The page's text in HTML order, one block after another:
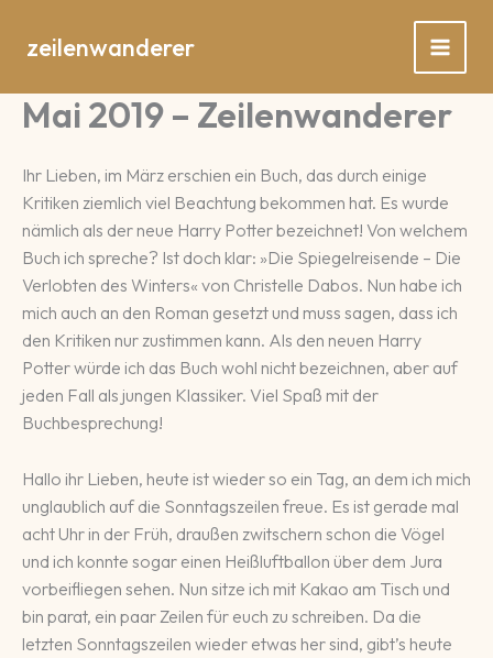
Inhaltzeilenwanderer
Mai 2019 – Zeilenwanderer
Ihr Lieben, im März erschien ein Buch, das durch einige
Kritiken ziemlich viel Beachtung bekommen hat. Es wurde
nämlich als der neue Harry Potter bezeichnet! Von welchem
Buch ich spreche? Ist doch klar: »Die Spiegelreisende – Die
Verlobten des Winters« von Christelle Dabos. Nun habe ich
mich auch an den Roman gesetzt und muss sagen, dass ich
den Kritiken nur zustimmen kann. Als den neuen Harry
Potter würde ich das Buch wohl nicht bezeichnen, aber auf
jeden Fall als jungen Klassiker. Viel Spaß mit der
Buchbesprechung!
Hallo ihr Lieben, heute ist wieder so ein Tag, an dem ich mich
unglaublich auf die Sonntagszeilen freue. Es ist gerade mal
acht Uhr in der Früh, draußen zwitschern schon die Vögel
und ich konnte sogar einen Heißluftballon über dem Jura
vorbeifliegen sehen. Nun sitze ich mit Kakao am Tisch und
bin parat, ein paar Zeilen für euch zu schreiben. Da die
letzten Sonntagszeilen wieder etwas her sind, gibt’s heute